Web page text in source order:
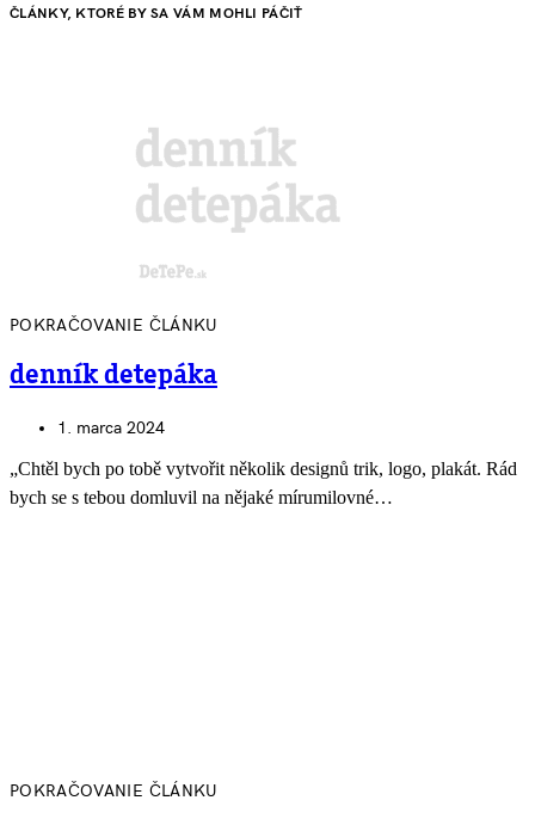
ČLÁNKY, KTORÉ BY SA VÁM MOHLI PÁČIŤ
POKRAČOVANIE ČLÁNKU
denník detepáka
1. marca 2024
„Chtěl bych po tobě vytvořit několik designů trik, logo, plakát. Rád
bych se s tebou domluvil na nějaké mírumilovné…
POKRAČOVANIE ČLÁNKU